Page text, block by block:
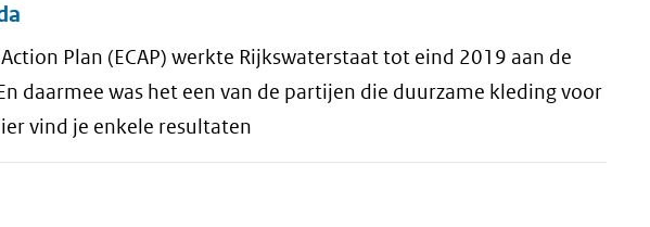
Plan (ECAP) werkte Rijkswaterstaat tot eind 2019 aan de
daarmee was het een van de partijen die duurzame kleding voor
vind je enkele resultaten